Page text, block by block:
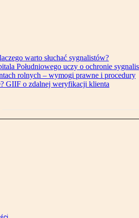
warto słuchać sygnalistów?
Południowego uczy o ochronie
rolnych – wymogi prawne i procedury
GIIF o zdalnej weryfikacji klienta